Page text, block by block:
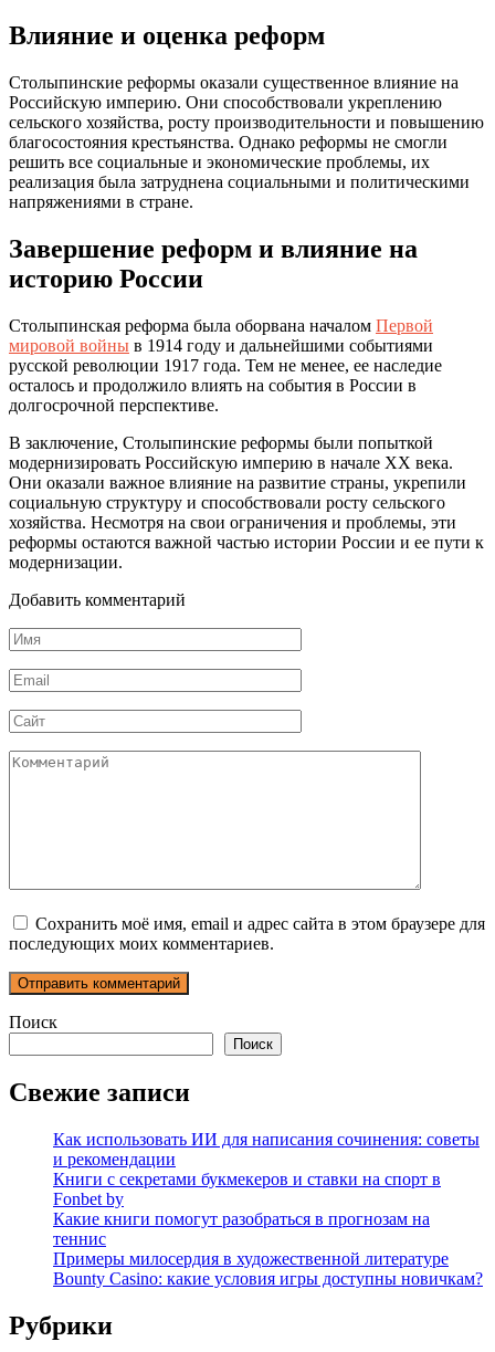
Влияние и оценка реформ
Столыпинские реформы оказали существенное влияние на
Российскую империю. Они способствовали укреплению
сельского хозяйства, росту производительности и повышению
благосостояния крестьянства. Однако реформы не смогли
решить все социальные и экономические проблемы, их
реализация была затруднена социальными и политическими
напряжениями в стране.
Завершение реформ и влияние на
историю России
Столыпинская реформа была оборвана началом Первой
мировой войны в 1914 году и дальнейшими событиями
русской революции 1917 года. Тем не менее, ее наследие
осталось и продолжило влиять на события в России в
долгосрочной перспективе.
В заключение, Столыпинские реформы были попыткой
модернизировать Российскую империю в начале XX века.
Они оказали важное влияние на развитие страны, укрепили
социальную структуру и способствовали росту сельского
хозяйства. Несмотря на свои ограничения и проблемы, эти
реформы остаются важной частью истории России и ее пути к
модернизации.
Добавить комментарий
Имя
*
Email
*
Сайт
Комментарий
Сохранить моё имя, email и адрес сайта в этом браузере для
последующих моих комментариев.
Поиск
Поиск
Свежие записи
Как использовать ИИ для написания сочинения: советы
и рекомендации
Книги с секретами букмекеров и ставки на спорт в
Fonbet by
Какие книги помогут разобраться в прогнозам на
теннис
Примеры милосердия в художественной литературе
Bounty Casino: какие условия игры доступны новичкам?
Рубрики